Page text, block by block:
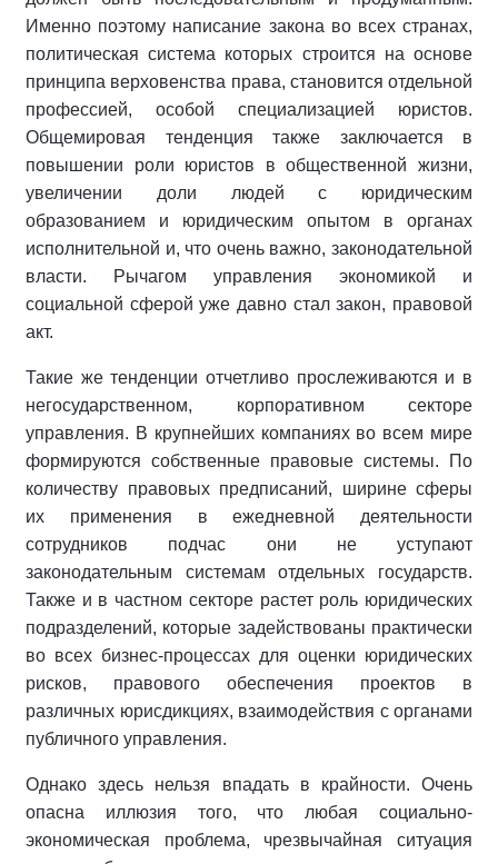
Именно поэтому написание закона во всех странах,
политическая система которых строится на основе
принципа верховенства права, становится отдельной
профессией, особой специализацией юристов.
Общемировая тенденция также заключается в
повышении роли юристов в общественной жизни,
увеличении доли людей с юридическим
образованием и юридическим опытом в органах
исполнительной и, что очень важно, законодательной
власти. Рычагом управления экономикой и
социальной сферой уже давно стал закон, правовой
акт.
Такие же тенденции отчетливо прослеживаются и в
негосударственном, корпоративном секторе
управления. В крупнейших компаниях во всем мире
формируются собственные правовые системы. По
количеству правовых предписаний, ширине сферы
их применения в ежедневной деятельности
сотрудников подчас они не уступают
законодательным системам отдельных государств.
Также и в частном секторе растет роль юридических
подразделений, которые задействованы практически
во всех бизнес-процессах для оценки юридических
рисков, правового обеспечения проектов в
различных юрисдикциях, взаимодействия с органами
публичного управления.
Однако здесь нельзя впадать в крайности. Очень
опасна иллюзия того, что любая социально-
экономическая проблема, чрезвычайная ситуация